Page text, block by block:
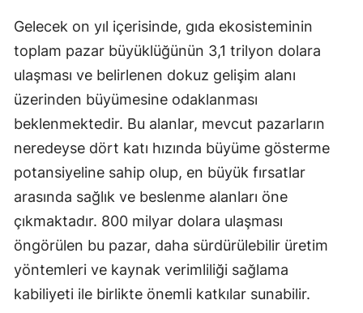
Gelecek on yıl içerisinde, gıda ekosisteminin
toplam pazar büyüklüğünün 3,1 trilyon dolara
ulaşması ve belirlenen dokuz gelişim alanı
üzerinden büyümesine odaklanması
beklenmektedir. Bu alanlar, mevcut pazarların
neredeyse dört katı hızında büyüme gösterme
potansiyeline sahip olup, en büyük fırsatlar
arasında sağlık ve beslenme alanları öne
çıkmaktadır. 800 milyar dolara ulaşması
öngörülen bu pazar, daha sürdürülebilir üretim
yöntemleri ve kaynak verimliliği sağlama
kabiliyeti ile birlikte önemli katkılar sunabilir.